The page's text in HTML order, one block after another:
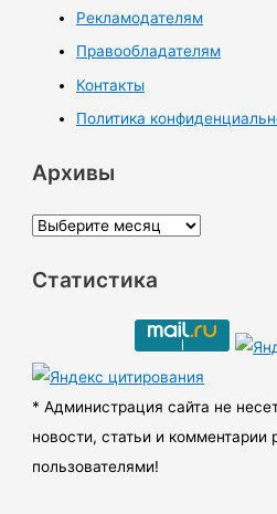
Рекламодателям
Правообладателям
Контакты
Политика
Архивы
А
х
ы
Статистика
* Администрация сайта не
новости, статьи и
пользователями!